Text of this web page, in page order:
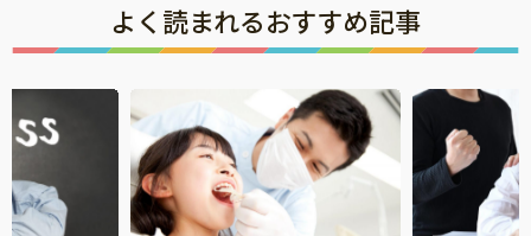
よく読まれるおすすめ記事